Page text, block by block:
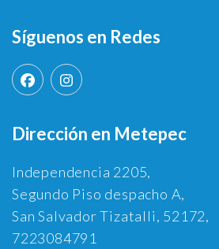
Síguenos en Redes
Dirección en Metepec
Independencia 2205,
Segundo Piso despacho A,
San Salvador Tizatalli, 52172,
7223084791